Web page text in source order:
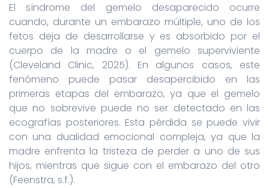
El síndrome del gemelo desaparecido ocurre
cuando, durante un embarazo múltiple, uno de los
fetos deja de desarrollarse y es absorbido por el
cuerpo de la madre o el gemelo superviviente
(Cleveland Clinic, 2025). En algunos casos, este
fenómeno puede pasar desapercibido en las
primeras etapas del embarazo, ya que el gemelo
que no sobrevive puede no ser detectado en las
ecografías posteriores. Esta pérdida se puede vivir
con una dualidad emocional compleja, ya que la
madre enfrenta la tristeza de perder a uno de sus
hijos, mientras que sigue con el embarazo del otro
(Feenstra, s.f.).